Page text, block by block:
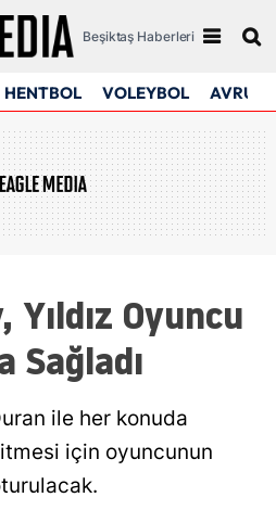
Beşiktaş Haberleri
HENTBOL VOLEYBOL
Oyuncu
Sağladı
ile her konuda
için oyuncunun